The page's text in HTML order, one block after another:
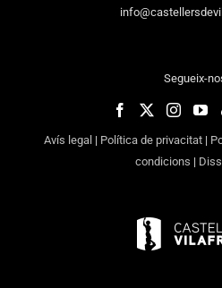
Segueix-
Avís legal | Política de privacitat|
condicions |